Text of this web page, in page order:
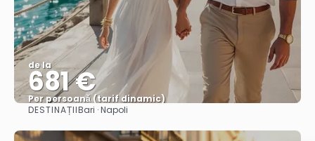
de la
681 €
Per persoană (tarif dinamic)
Vezi mai multe
DESTINAȚIIBari · Napoli